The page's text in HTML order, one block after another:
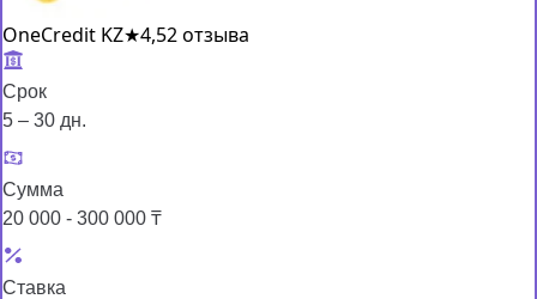
OneCredit KZ★4,52 отзыва
Срок
5 – 30 дн.
Сумма
20 000 - 300 000 ₸
Ставка